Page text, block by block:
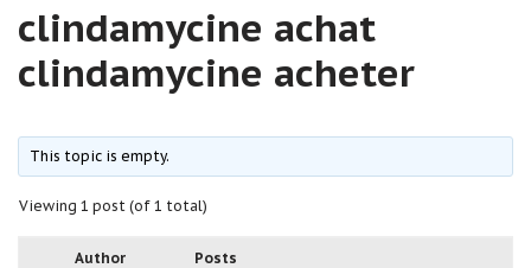
clindamycine achat
clindamycine acheter
This topic is empty.
Viewing 1 post (of 1 total)
Author Posts